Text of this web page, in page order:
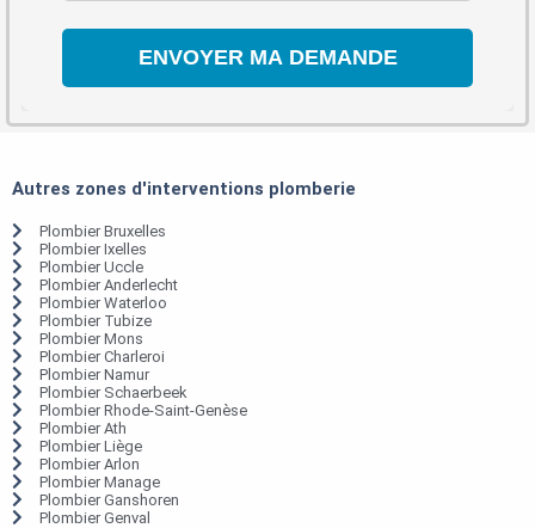
Autres zones d'interventions plomberie
Plombier Bruxelles
Plombier Ixelles
Plombier Uccle
Plombier Anderlecht
Plombier Waterloo
Plombier Tubize
Plombier Mons
Plombier Charleroi
Plombier Namur
Plombier Schaerbeek
Plombier Rhode-Saint-Genèse
Plombier Ath
Plombier Liège
Plombier Arlon
Plombier Manage
Plombier Ganshoren
Plombier Genval